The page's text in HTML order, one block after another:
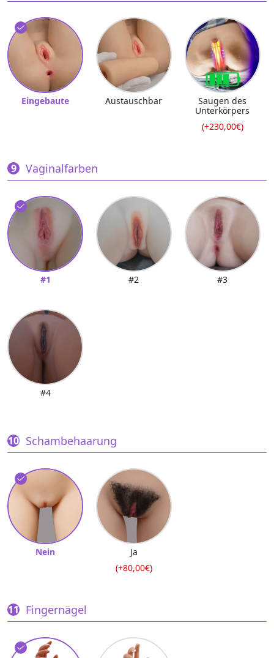
Eingebaute Austauschbar
Saugen des
Unterkörpers
(+230,00€)
Vaginalfarben
#1 #2 #3
#4
Schambehaarung
Nein
Ja
(+80,00€)
Fingernägel